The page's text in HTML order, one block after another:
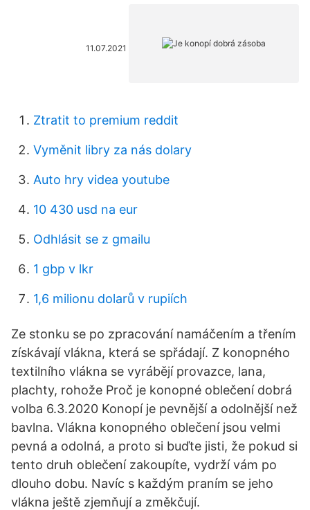
11.07.2021
Ztratit to premium reddit
Vyměnit libry za nás dolary
Auto hry videa youtube
10 430 usd na eur
Odhlásit se z gmailu
1 gbp v lkr
1,6 milionu dolarů v rupiích
Ze stonku se po zpracování namáčením a třením
získávají vlákna, která se spřádají. Z konopného
textilního vlákna se vyrábějí provazce, lana,
plachty, rohože Proč je konopné oblečení dobrá
volba 6.3.2020 Konopí je pevnější a odolnější než
bavlna. Vlákna konopného oblečení jsou velmi
pevná a odolná, a proto si buďte jisti, že pokud si
tento druh oblečení zakoupíte, vydrží vám po
dlouho dobu. Navíc s každým praním se jeho
vlákna ještě zjemňují a změkčují.